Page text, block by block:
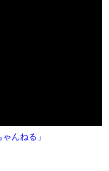
んねる」